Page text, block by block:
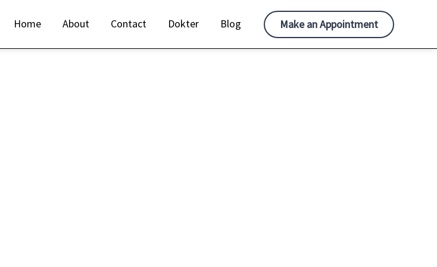
Home About Contact Dokter Blog Make an Appointment